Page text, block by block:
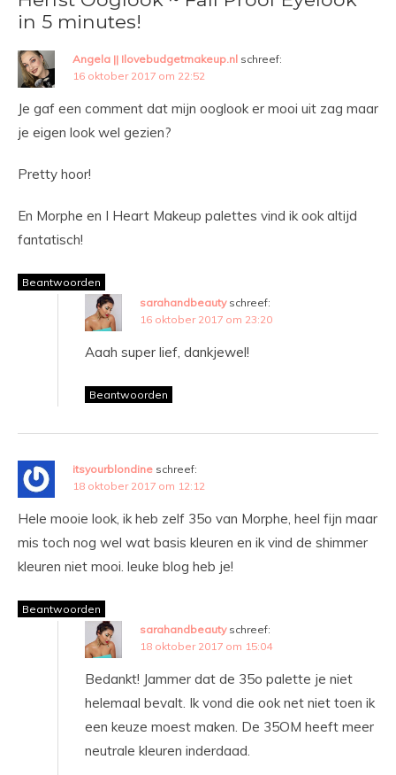
in 5 minutes!
Angela || Ilovebudgetmakeup.nl schreef:
16 oktober 2017 om 22:52
Je gaf een comment dat mijn ooglook er mooi uit zag maar
je eigen look wel gezien?
Pretty hoor!
En Morphe en I Heart Makeup palettes vind ik ook altijd
fantatisch!
Beantwoorden
sarahandbeauty schreef:
16 oktober 2017 om 23:20
Aaah super lief, dankjewel!
Beantwoorden
itsyourblondine schreef:
18 oktober 2017 om 12:12
Hele mooie look, ik heb zelf 35o van Morphe, heel fijn maar
mis toch nog wel wat basis kleuren en ik vind de shimmer
kleuren niet mooi. leuke blog heb je!
Beantwoorden
sarahandbeauty schreef:
18 oktober 2017 om 15:04
Bedankt! Jammer dat de 35o palette je niet
helemaal bevalt. Ik vond die ook net niet toen ik
een keuze moest maken. De 35OM heeft meer
neutrale kleuren inderdaad.